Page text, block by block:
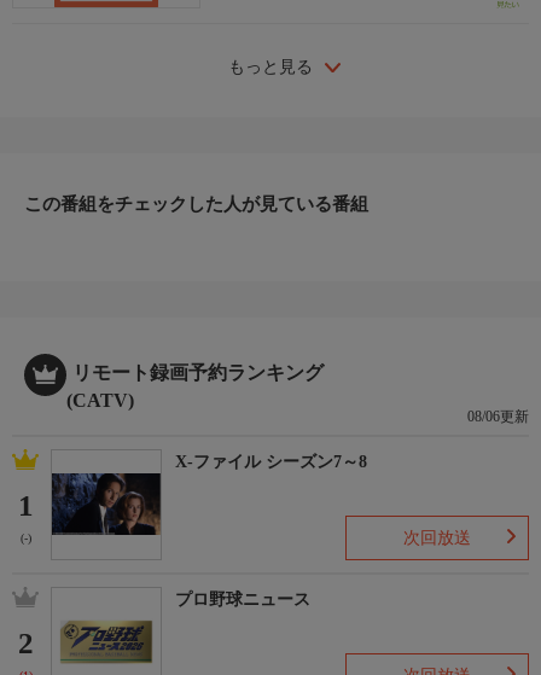
もっと見る
この番組をチェックした人が見ている番組
リモート録画予約ランキング
(CATV)
08/06更新
1
(-)
X-ファイル シーズン7～8
次回放送
2
プロ野球ニュース